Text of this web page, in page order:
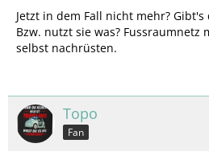
Jetzt in dem Fall nicht mehr? Gibt's
Bzw. nutzt sie was? Fussraumnetz
selbst nachrüsten.
Topo
Fan